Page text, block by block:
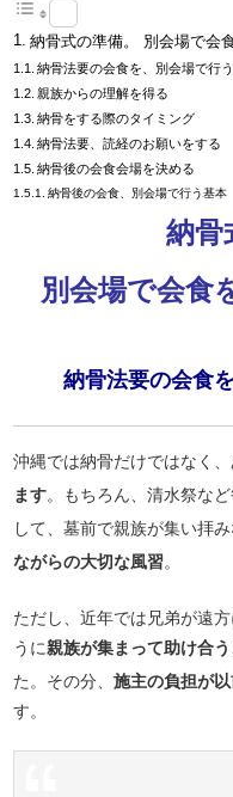
納骨式の準備。 別会場で会
納骨法要の会食を、別会場で行
親族からの理解を得る
納骨をする際のタイミング
納骨法要、読経のお願いをする
納骨後の会食会場を決める
納骨後の会食、別会場で行う基本
納骨
別会場で会食
納骨法要の会食
沖縄では納骨だけではなく
ます。もちろん、清水祭な
して、墓前で親族が集い拝
ながらの大切な風習。
ただし、近年では兄弟が遠
うに親族が集まって助け合う
た。その分、施主の負担が
す。